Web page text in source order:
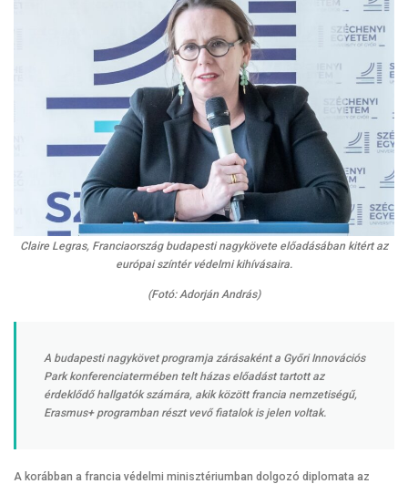
Claire Legras, Franciaország budapesti nagykövete előadásában kitért az
európai színtér védelmi kihívásaira.
(Fotó: Adorján András)
A budapesti nagykövet programja zárásaként a Győri Innovációs
Park konferenciatermében telt házas előadást tartott az
érdeklődő hallgatók számára, akik között francia nemzetiségű,
Erasmus+ programban részt vevő fiatalok is jelen voltak.
A korábban a francia védelmi minisztériumban dolgozó diplomata az